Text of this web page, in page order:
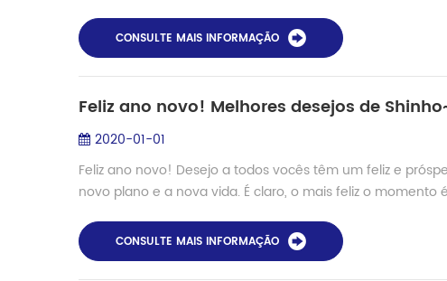
CONSULTE MAIS INFORMAÇÃO
Feliz ano novo! Melhores desejos de
2020-01-01
Feliz ano novo! Desejo a todos vocês têm um feliz e
novo plano e a nova vida. É claro, o mais feliz o momento
CONSULTE MAIS INFORMAÇÃO